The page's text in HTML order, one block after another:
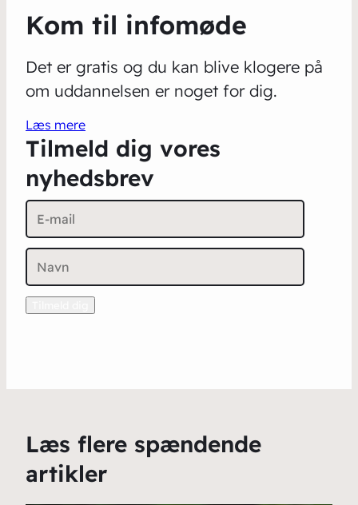
Kom til infomøde
Det er gratis og du kan blive klogere på
om uddannelsen er noget for dig.
Læs mere
Tilmeld dig vores
nyhedsbrev
Læs flere spændende
artikler